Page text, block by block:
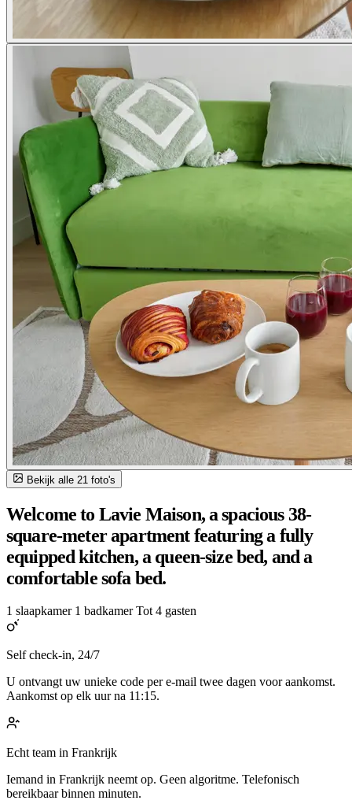
Bekijk alle 21 foto's
Welcome to Lavie Maison, a spacious 38-
square-meter apartment featuring a fully
equipped kitchen, a queen-size bed, and a
comfortable sofa bed.
1 slaapkamer 1 badkamer Tot 4 gasten
Self check-in, 24/7
U ontvangt uw unieke code per e-mail twee dagen voor aankomst.
Aankomst op elk uur na 11:15.
Echt team in Frankrijk
Iemand in Frankrijk neemt op. Geen algoritme. Telefonisch
bereikbaar binnen minuten.